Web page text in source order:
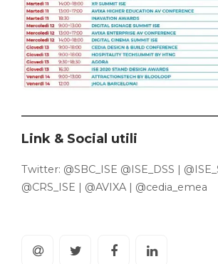
Link & Social utili
Twitter: @SBC_ISE @ISE_DSS |
@CRS_ISE | @AVIXA | @cedia_emea